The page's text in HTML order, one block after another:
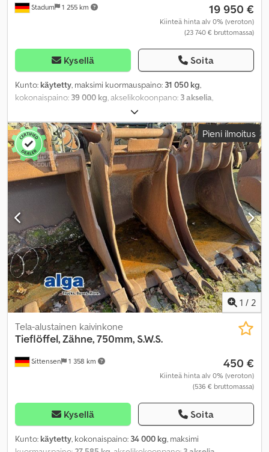
Stadum 1 255 km 19 950 €
Kiinteä hinta alv 0% (veroton)
(23 740 € bruttomassa)
Kysellä Soita
Kunto: käytetty, maksimi kuormauspaino: 31 050 kg,
kokonaispaino: 39 000 kg, akselikokoonpano: 3 akselia,
, kuormatilan pituus:
lastitilan leveys:2 480 mm, kuormatilan korkeus:1 000 mm,
Valmistusvuosi:2009, Pieni ilmoitus
1 / 2
Sittensen 1 358 km
Tela-alustainen kaivinkone
Tieflöffel, Zähne, 750mm, S.W.S.
450 €
Kiinteä hinta alv 0% (veroton)
(536 € bruttomassa)
Kysellä Soita
Kunto: käytetty, kokonaispaino: 34 000 kg, maksimi